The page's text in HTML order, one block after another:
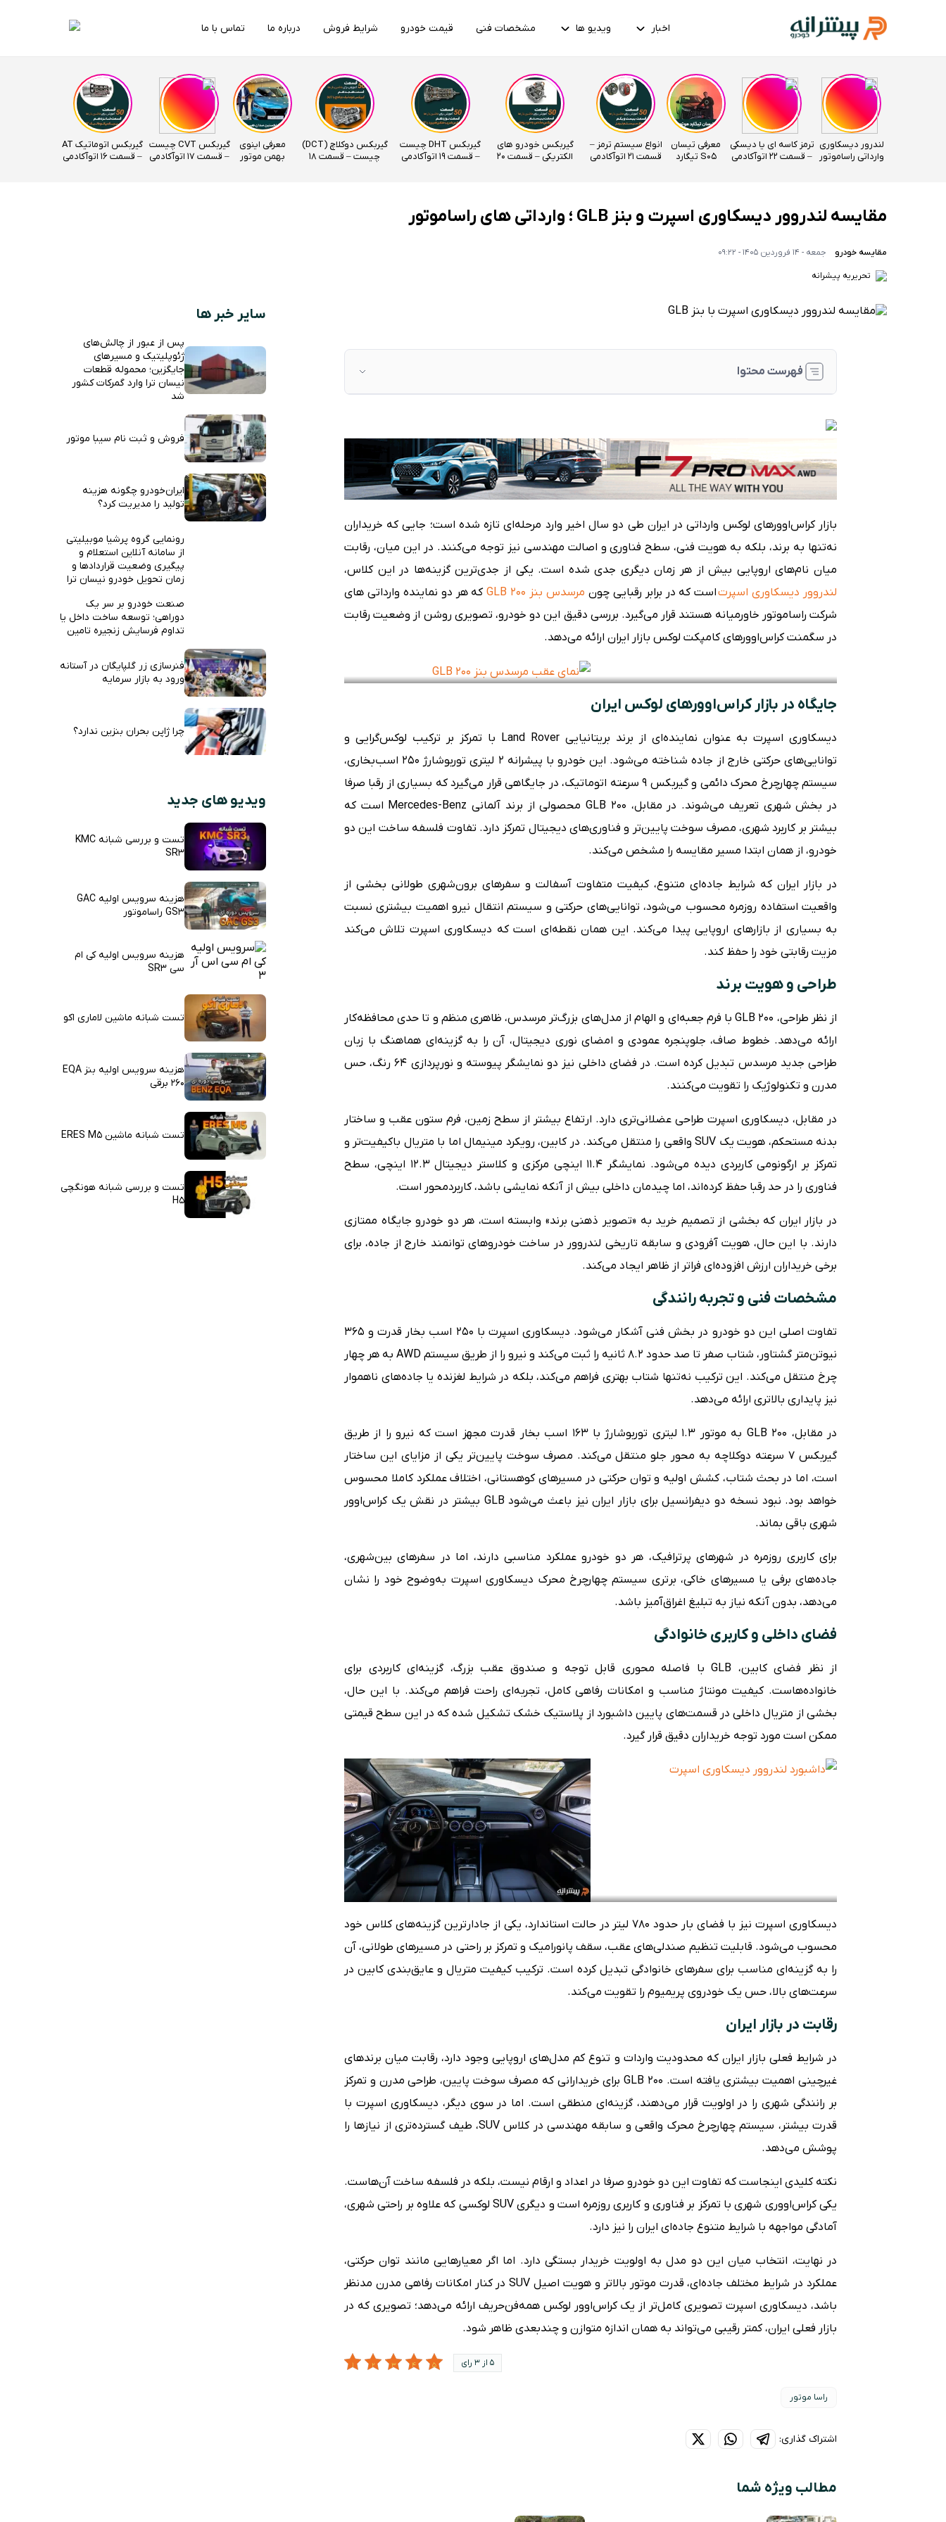
اخبار ویدیو ها مشخصات فنی قیمت خودرو شرایط فروش درباره ما تماس با ما
لندرور دیسکاوری
وارداتی راساموتور
ترمز کاسه ای یا دیسکی
– قسمت 22 اتوآکادمی
معرفی تیسان
S05 تیگارد
انواع سیستم ترمز –
قسمت 21 اتوآکادمی
گیربکس خودرو های
الکتریکی – قسمت 20
گیربکس DHT چیست
– قسمت 19 اتوآکادمی
گیربکس دوکلاچ (DCT)
چیست – قسمت 18
معرفی اینوی
بهمن موتور
گیربکس CVT چیست
– قسمت 17 اتوآکادمی
گیربکس اتوماتیک AT
– قسمت ۱۶ اتوآکادمی
مقایسه لندروور دیسکاوری اسپرت و بنز GLB ؛ وارداتی های راساموتور
مقایسه خودرو جمعه - 14 فروردین 1405 - 09:22
تحریریه پیشرانه
فهرست محتوا
مشخصات فنی و تجربه رانندگی
فضای داخلی و کاربری خانوادگی
رقابت در بازار ایران
بازار کراس‌اوورهای لوکس وارداتی در ایران طی دو سال اخیر وارد مرحله‌ای تازه شده است؛ جایی که خریداران
نه‌تنها به برند، بلکه به هویت فنی، سطح فناوری و اصالت مهندسی نیز توجه می‌کنند. در این میان، رقابت
میان نام‌های اروپایی بیش از هر زمان دیگری جدی شده است. یکی از جدی‌ترین گزینه‌ها در این کلاس،
لندروور دیسکاوری اسپرتاست که در برابر رقبایی چون مرسدس بنز GLB 200
که هر دو نماینده وارداتی های
شرکت راساموتور خاورمیانه هستند قرار می‌گیرد. بررسی دقیق این دو خودرو، تصویری روشن از وضعیت رقابت
در سگمنت کراس‌اوورهای کامپکت لوکس بازار ایران ارائه می‌دهد.
جایگاه در بازار کراس‌اوورهای لوکس ایران
دیسکاوری اسپرت به عنوان نماینده‌ای از برند بریتانیایی Land Rover با تمرکز بر ترکیب لوکس‌گرایی و
توانایی‌های حرکتی خارج از جاده شناخته می‌شود. این خودرو با پیشرانه ۲ لیتری توربوشارژ ۲۵۰ اسب‌بخاری،
سیستم چهارچرخ محرک دائمی و گیربکس ۹ سرعته اتوماتیک، در جایگاهی قرار می‌گیرد که بسیاری از رقبا صرفا
در بخش شهری تعریف می‌شوند. در مقابل، GLB 200 محصولی از برند آلمانی Mercedes-Benz است که
بیشتر بر کاربرد شهری، مصرف سوخت پایین‌تر و فناوری‌های دیجیتال تمرکز دارد. تفاوت فلسفه ساخت این دو
خودرو، از همان ابتدا مسیر مقایسه را مشخص می‌کند.
در بازار ایران که شرایط جاده‌ای متنوع، کیفیت متفاوت آسفالت و سفرهای برون‌شهری طولانی بخشی از
واقعیت استفاده روزمره محسوب می‌شود، توانایی‌های حرکتی و سیستم انتقال نیرو اهمیت بیشتری نسبت
به بسیاری از بازارهای اروپایی پیدا می‌کند. این همان نقطه‌ای است که دیسکاوری اسپرت تلاش می‌کند
مزیت رقابتی خود را حفظ کند.
طراحی و هویت برند
از نظر طراحی، GLB 200 با فرم جعبه‌ای و الهام از مدل‌های بزرگ‌تر مرسدس، ظاهری منظم و تا حدی محافظه‌کار
ارائه می‌دهد. خطوط صاف، جلوپنجره عمودی و امضای نوری دیجیتال، آن را به گزینه‌ای هماهنگ با زبان
طراحی جدید مرسدس تبدیل کرده است. در فضای داخلی نیز دو نمایشگر پیوسته و نورپردازی ۶۴ رنگ، حس
مدرن و تکنولوژیک را تقویت می‌کنند.
در مقابل، دیسکاوری اسپرت طراحی عضلانی‌تری دارد. ارتفاع بیشتر از سطح زمین، فرم ستون عقب و ساختار
بدنه مستحکم، هویت یک SUV واقعی را منتقل می‌کند. در کابین، رویکرد مینیمال اما با متریال باکیفیت‌تر و
تمرکز بر ارگونومی کاربردی دیده می‌شود. نمایشگر ۱۱.۴ اینچی مرکزی و کلاستر دیجیتال ۱۲.۳ اینچی، سطح
فناوری را در حد رقبا حفظ کرده‌اند، اما چیدمان داخلی بیش از آنکه نمایشی باشد، کاربردمحور است.
در بازار ایران که بخشی از تصمیم خرید به «تصویر ذهنی برند» وابسته است، هر دو خودرو جایگاه ممتازی
دارند. با این حال، هویت آفرودی و سابقه تاریخی لندروور در ساخت خودروهای توانمند خارج از جاده، برای
برخی خریداران ارزش افزوده‌ای فراتر از ظاهر ایجاد می‌کند.
مشخصات فنی و تجربه رانندگی
تفاوت اصلی این دو خودرو در بخش فنی آشکار می‌شود. دیسکاوری اسپرت با ۲۵۰ اسب بخار قدرت و ۳۶۵
نیوتن‌متر گشتاور، شتاب صفر تا صد حدود ۸.۲ ثانیه را ثبت می‌کند و نیرو را از طریق سیستم AWD به هر چهار
چرخ منتقل می‌کند. این ترکیب نه‌تنها شتاب بهتری فراهم می‌کند، بلکه در شرایط لغزنده یا جاده‌های ناهموار
نیز پایداری بالاتری ارائه می‌دهد.
در مقابل، GLB 200 به موتور ۱.۳ لیتری توربوشارژ با ۱۶۳ اسب بخار قدرت مجهز است که نیرو را از طریق
گیربکس ۷ سرعته دوکلاچه به محور جلو منتقل می‌کند. مصرف سوخت پایین‌تر یکی از مزایای این ساختار
است، اما در بحث شتاب، کشش اولیه و توان حرکتی در مسیرهای کوهستانی، اختلاف عملکرد کاملا محسوس
خواهد بود. نبود نسخه دو دیفرانسیل برای بازار ایران نیز باعث می‌شود GLB بیشتر در نقش یک کراس‌اوور
شهری باقی بماند.
برای کاربری روزمره در شهرهای پرترافیک، هر دو خودرو عملکرد مناسبی دارند، اما در سفرهای بین‌شهری،
جاده‌های برفی یا مسیرهای خاکی، برتری سیستم چهارچرخ محرک دیسکاوری اسپرت به‌وضوح خود را نشان
می‌دهد، بدون آنکه نیاز به تبلیغ اغراق‌آمیز باشد.
فضای داخلی و کاربری خانوادگی
از نظر فضای کابین، GLB با فاصله محوری قابل توجه و صندوق عقب بزرگ، گزینه‌ای کاربردی برای
خانواده‌هاست. کیفیت مونتاژ مناسب و امکانات رفاهی کامل، تجربه‌ای راحت فراهم می‌کند. با این حال،
بخشی از متریال داخلی در قسمت‌های پایین داشبورد از پلاستیک خشک تشکیل شده که در این سطح قیمتی
ممکن است مورد توجه خریداران دقیق قرار گیرد.
دیسکاوری اسپرت نیز با فضای بار حدود ۷۸۰ لیتر در حالت استاندارد، یکی از جادارترین گزینه‌های کلاس خود
محسوب می‌شود. قابلیت تنظیم صندلی‌های عقب، سقف پانورامیک و تمرکز بر راحتی در مسیرهای طولانی، آن
را به گزینه‌ای مناسب برای سفرهای خانوادگی تبدیل کرده است. ترکیب کیفیت متریال و عایق‌بندی کابین در
سرعت‌های بالا، حس یک خودروی پریمیوم را تقویت می‌کند.
رقابت در بازار ایران
در شرایط فعلی بازار ایران که محدودیت واردات و تنوع کم مدل‌های اروپایی وجود دارد، رقابت میان برندهای
غیرچینی اهمیت بیشتری یافته است. GLB 200 برای خریدارانی که مصرف سوخت پایین، طراحی مدرن و تمرکز
بر رانندگی شهری را در اولویت قرار می‌دهند، گزینه‌ای منطقی است. اما در سوی دیگر، دیسکاوری اسپرت با
قدرت بیشتر، سیستم چهارچرخ محرک واقعی و سابقه مهندسی در کلاس SUV، طیف گسترده‌تری از نیازها را
پوشش می‌دهد.
نکته کلیدی اینجاست که تفاوت این دو خودرو صرفا در اعداد و ارقام نیست، بلکه در فلسفه ساخت آن‌هاست.
یکی کراس‌اووری شهری با تمرکز بر فناوری و کاربری روزمره است و دیگری SUV لوکسی که علاوه بر راحتی شهری،
آمادگی مواجهه با شرایط متنوع جاده‌ای ایران را نیز دارد.
در نهایت، انتخاب میان این دو مدل به اولویت خریدار بستگی دارد. اما اگر معیارهایی مانند توان حرکتی،
عملکرد در شرایط مختلف جاده‌ای، قدرت موتور بالاتر و هویت اصیل SUV در کنار امکانات رفاهی مدرن مدنظر
باشد، دیسکاوری اسپرت تصویری کامل‌تر از یک کراس‌اوور لوکس همه‌فن‌حریف ارائه می‌دهد؛ تصویری که در
بازار فعلی ایران، کمتر رقیبی می‌تواند به همان اندازه متوازن و چندبعدی ظاهر شود.
5 از 3 رای
راسا موتور
اشتراک گذاری:
مطالب ویژه شما
سایر خبر ها
پس از عبور از چالش‌های
ژئوپلیتیک و مسیرهای
جایگزین؛ محموله قطعات
نیسان ترا وارد گمرکات کشور
شد
فروش و ثبت نام سیبا موتور
ایران‌خودرو چگونه هزینه
تولید را مدیریت کرد؟
رونمایی گروه پرشیا موبیلیتی
از سامانه آنلاین استعلام و
پیگیری وضعیت قراردادها و
زمان تحویل خودرو نیسان ترا
صنعت خودرو بر سر یک
دوراهی؛ توسعه ساخت داخل یا
تداوم فرسایش زنجیره تامین
فنرسازی زر گلپایگان در آستانه
ورود به بازار سرمایه
چرا ژاپن بحران بنزین ندارد؟
ویدیو های جدید
تست و بررسی شبانه KMC
SR3
هزینه سرویس اولیه GAC
GS3 راساموتور
هزینه سرویس اولیه کی ام
سی SR3
تست شبانه ماشین لاماری اکو
هزینه سرویس اولیه بنز EQA
260 برقی
تست شبانه ماشین ERES M5
تست و بررسی شبانه هونگچی
H5